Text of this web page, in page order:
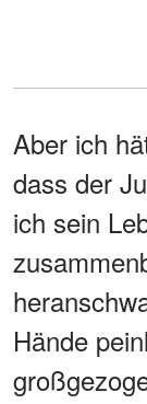
Aber ich
dass der
ich sein
Hände